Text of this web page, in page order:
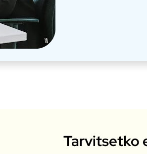
Tarvitsetko